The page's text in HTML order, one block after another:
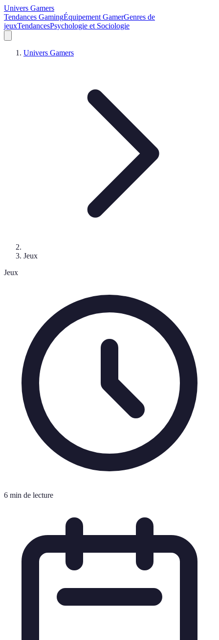
Univers Gamers
Tendances GamingÉquipement GamerGenres de
jeuxTendancesPsychologie et Sociologie
Univers Gamers
Jeux
Jeux
6 min de lecture